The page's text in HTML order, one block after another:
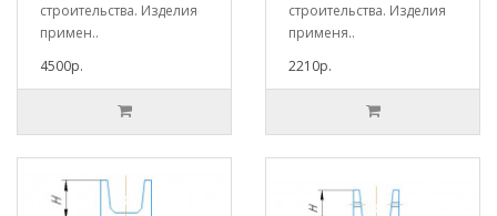
строительства. Изделия
примен..
4500р.
строительства. Изделия
применя..
2210р.